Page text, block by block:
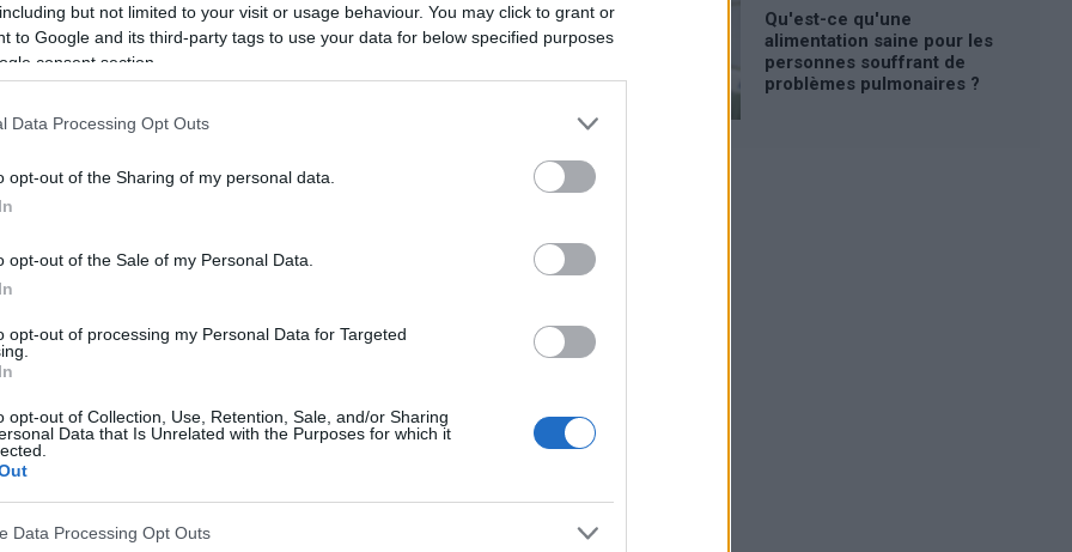
but not limited to your visit or usage behaviour. You may click to grant or
to Google and its third-party tags to use your data for below specified purposes
consent section.
Data Processing Opt Outs
opt-out of the Sharing of my personal data.
opt-out of the Sale of my Personal Data.
opt-out of processing my Personal Data for Targeted
opt-out of Collection, Use, Retention, Sale, and/or Sharing
Data that Is Unrelated with the Purposes for which it
Data Processing Opt Outs
Qu'est-ce qu'une
alimentation saine pour les
personnes souffrant de
problèmes pulmonaires ?